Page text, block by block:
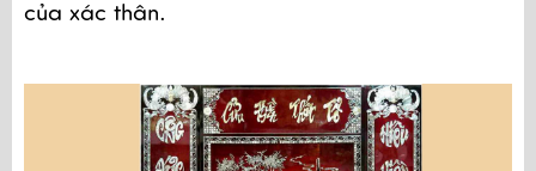
của xác thân.